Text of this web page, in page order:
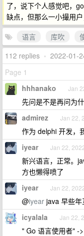
了，说下个人感觉吧，
缺点，但那么一小撮用户
语言
库吹
112 replies • 2022-01-
Page 1
hhhanako Jan
先问是不是再问为
admirez Jan 22,
作为 delphi 开发，
iyear Jan 22,
新兴语言，正常。
方也懒得喷了
iyear Jan 22,
@iyear java 早些
icyalala Jan 22,
" Go 语言使用者" -